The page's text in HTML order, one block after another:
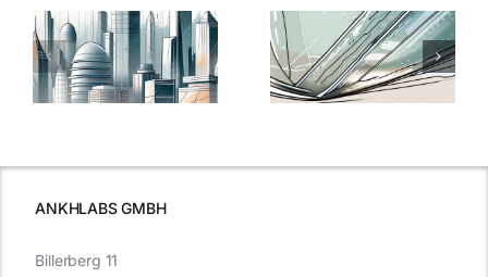
5 Gründe,
warum
Nanoversiegelung
auf Glas
7
Expertentipps
für maximale
ANKHLABS GMBH
Billerberg 11